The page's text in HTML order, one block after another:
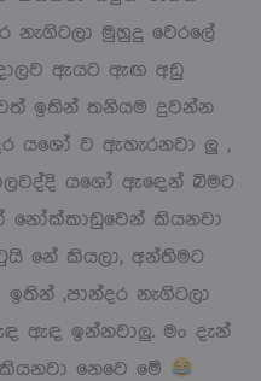
නැගිටලා මුහුදු වෙරලේ
ඇයට ඇඟ අඩු
ඉතින් තනියම දුවන්න
යශෝ ව ඇහැරනවා ලු ,
යශෝ ඇඳෙන් බිමට
නෝක්කාඩුවෙන් කියනවා
නේ කියලා, අන්තිමට
,පාන්දර නැගිටලා
ඇඳ ඉන්නවාලු. මං දැන්
නෙවෙ මේ